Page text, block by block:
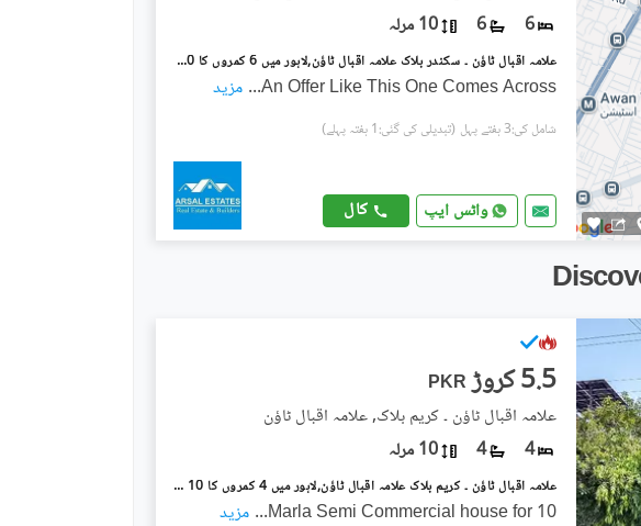
6
6 10 مرلہ
علامہ اقبال ٹاؤن ۔ سکندر بلاک علامہ اقبال ٹاؤن,لاہور میں 6 کمروں کا 10 مرلہ مکان 4.3 کروڑ میں برائے فروخت۔
An Offer Like This One Comes Across
... مزید
شامل کی:3 ہفتے پہل (تبدیلی کی گئی:1 ہفتہ پہلے)
واٹس ایپ کال
PKR 5.5 کروڑ
علامہ اقبال ٹاؤن ۔ کریم بلاک, علامہ اقبال ٹاؤن
4
4 10 مرلہ
علامہ اقبال ٹاؤن ۔ کریم بلاک علامہ اقبال ٹاؤن,لاہور میں 4 کمروں کا 10 مرلہ مکان 5.5 کروڑ میں برائے فروخت۔
10 Marla Semi Commercial house for
... مزید